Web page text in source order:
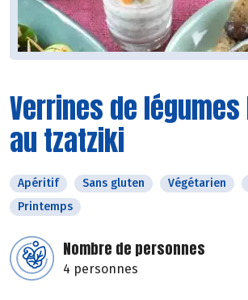
Verrines de
au tzatziki
Apéritif Sans gluten Végétarien
Printemps
Nombre de personnes
4 personnes